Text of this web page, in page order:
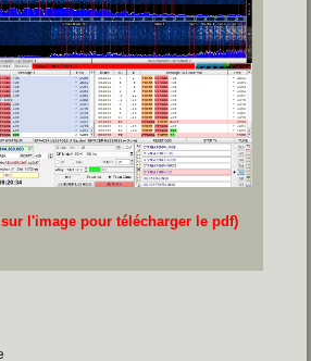
l'image pour télécharger le pdf)